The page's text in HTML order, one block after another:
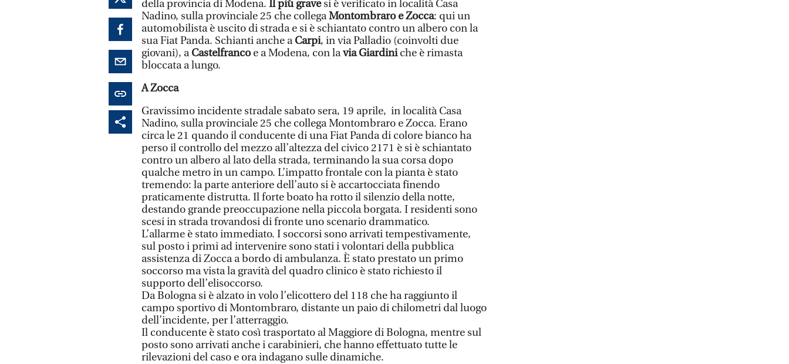
della provincia di Modena. Il più gravesi è verificato in località Casa
Nadino, sulla provinciale 25 che collegaMontombraro e Zocca: qui un
automobilista è uscito di strada e si è schiantato contro un albero con la
sua Fiat Panda. Schianti anche aCarpi, in via Palladio (coinvolti due
giovani), aCastelfrancoe a Modena, con lavia Giardiniche è rimasta
bloccata a lungo.
A Zocca
Gravissimo incidente stradale sabato sera, 19 aprile, in località Casa
Nadino, sulla provinciale 25 che collega Montombraro e Zocca. Erano
circa le 21 quando il conducente di una Fiat Panda di colore bianco ha
perso il controllo del mezzo all’altezza del civico 2171 è si è schiantato
contro un albero al lato della strada, terminando la sua corsa dopo
qualche metro in un campo. L’impatto frontale con la pianta è stato
tremendo: la parte anteriore dell’auto si è accartocciata finendo
praticamente distrutta. Il forte boato ha rotto il silenzio della notte,
destando grande preoccupazione nella piccola borgata. I residenti sono
scesi in strada trovandosi di fronte uno scenario drammatico.
L’allarme è stato immediato. I soccorsi sono arrivati tempestivamente,
sul posto i primi ad intervenire sono stati i volontari della pubblica
assistenza di Zocca a bordo di ambulanza. È stato prestato un primo
soccorso ma vista la gravità del quadro clinico è stato richiesto il
supporto dell’elisoccorso.
Da Bologna si è alzato in volo l’elicottero del 118 che ha raggiunto il
campo sportivo di Montombraro, distante un paio di chilometri dal luogo
dell’incidente, per l’atterraggio.
Il conducente è stato così trasportato al Maggiore di Bologna, mentre sul
posto sono arrivati anche i carabinieri, che hanno effettuato tutte le
rilevazioni del caso e ora indagano sulle dinamiche.